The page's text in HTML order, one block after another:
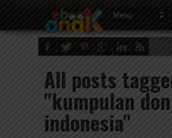
All posts
"kumpulan
indonesia"